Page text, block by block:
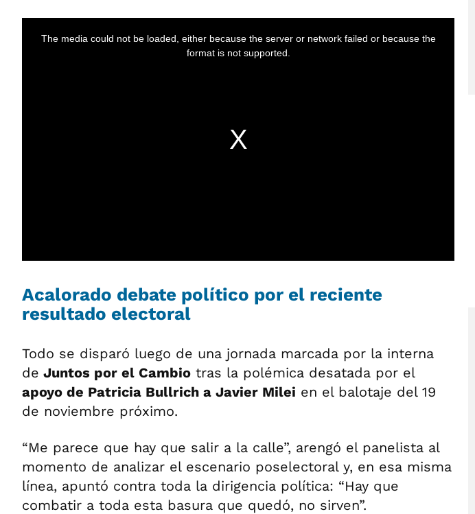
Acalorado debate político por el reciente
resultado electoral
Todo se disparó luego de una jornada marcada por la interna
de Juntos por el Cambio tras la polémica desatada por el
apoyo de Patricia Bullrich a Javier Milei en el balotaje del 19
de noviembre próximo.
“Me parece que hay que salir a la calle”, arengó el panelista al
momento de analizar el escenario poselectoral y, en esa misma
línea, apuntó contra toda la dirigencia política: “Hay que
combatir a toda esta basura que quedó, no sirven”.